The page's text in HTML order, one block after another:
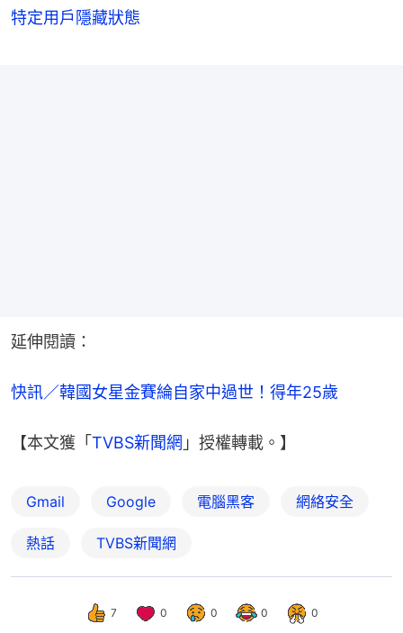
特定用戶隱藏狀態
延伸閱讀：
快訊／韓國女星金賽綸自家中過世！得年25歲
【本文獲「 TVBS新聞網 」授權轉載。】
Gmail Google 電腦黑客 網絡安全
熱話 TVBS新聞網
7 0 0 0 0